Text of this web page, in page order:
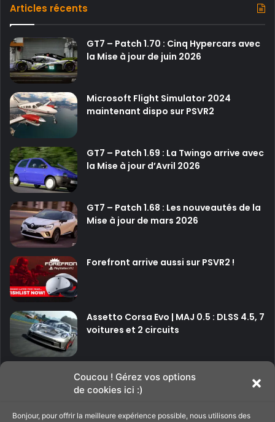
Coucou ! Gérez vos options
de cookies ici :)
Bonjour, pour offrir la meilleure expérience possible, nous utilisons des
Articles récents
GT7 – Patch 1.70 : Cinq Hypercars avec
la Mise à jour de juin 2026
Microsoft Flight Simulator 2024
maintenant dispo sur PSVR2
GT7 – Patch 1.69 : La Twingo arrive avec
la Mise à jour d’Avril 2026
GT7 – Patch 1.68 : Les nouveautés de la
Mise à jour de mars 2026
Forefront arrive aussi sur PSVR2 !
Assetto Corsa Evo | MAJ 0.5 : DLSS 4.5, 7
voitures et 2 circuits
P
a
P